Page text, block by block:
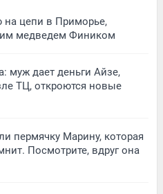
цепи в Приморье,
медведем Фиником
муж дает деньги Айзе,
ТЦ, откроются новые
пермячку Марину, которая
Посмотрите, вдруг она